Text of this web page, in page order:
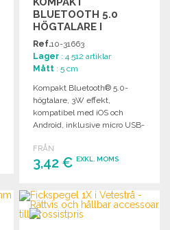
BLUETOOTH 5.0
HÖGTALARE I
EKOLOGISK DESIGN
TILL GROSSISTPRIS
Ref.10-31663
Lager : 4 512 artiklar
Mått : 5 cm
Kompakt Bluetooth® 5.0-
högtalare, 3W effekt,
kompatibel med iOS och
Android, inklusive micro USB-
FRÅN
3,42 €EXKL. MOMS
BESTÄLL
Begär offert